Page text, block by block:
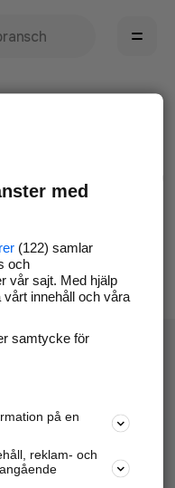
kan avhjälpa det.
och försök igen
mm.
med
(122) samlar
och
vår sajt. Med hjälp
innehåll och våra
samtycke för
på en
reklam- och